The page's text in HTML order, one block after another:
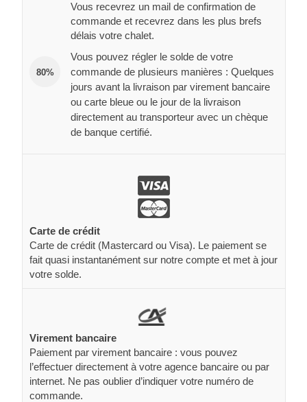
Vous recevrez un mail de confirmation de
commande et recevrez dans les plus brefs
délais votre chalet.
80%
Vous pouvez régler le solde de votre
commande de plusieurs manières : Quelques
jours avant la livraison par virement bancaire
ou carte bleue ou le jour de la livraison
directement au transporteur avec un chèque
de banque certifié.
Carte de crédit
Carte de crédit (Mastercard ou Visa). Le paiement se
fait quasi instantanément sur notre compte et met à jour
votre solde.
Virement bancaire
Paiement par virement bancaire : vous pouvez
l’effectuer directement à votre agence bancaire ou par
internet. Ne pas oublier d’indiquer votre numéro de
commande.